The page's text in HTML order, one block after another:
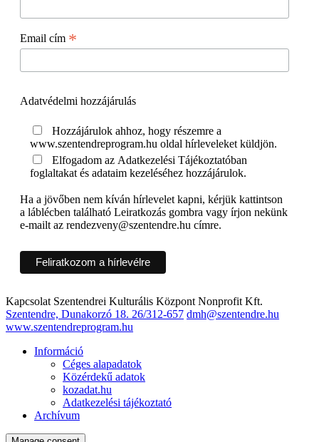
Email cím *
Adatvédelmi hozzájárulás
www.szentendreprogram.hu oldal hírleveleket küldjön.
foglaltakat és adataim kezeléséhez hozzájárulok.
Ha a jövőben nem kíván hírlevelet kapni, kérjük kattintson
a láblécben található Leiratkozás gombra vagy írjon nekünk
e-mailt az rendezveny@szentendre.hu címre.
Kapcsolat Szentendrei Kulturális Központ Nonprofit Kft.
Szentendre, Dunakorzó 18. 26/312-657 dmh@szentendre.hu
www.szentendreprogram.hu
Információ
Céges alapadatok
Közérdekű adatok
kozadat.hu
Adatkezelési tájékoztató
Archívum